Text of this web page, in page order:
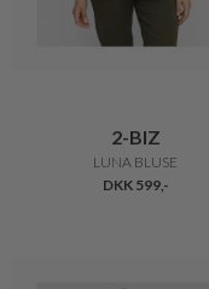
2-BIZ
LUNA BLUSE
DKK 599,-